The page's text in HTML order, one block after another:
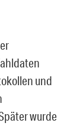
und
wurde